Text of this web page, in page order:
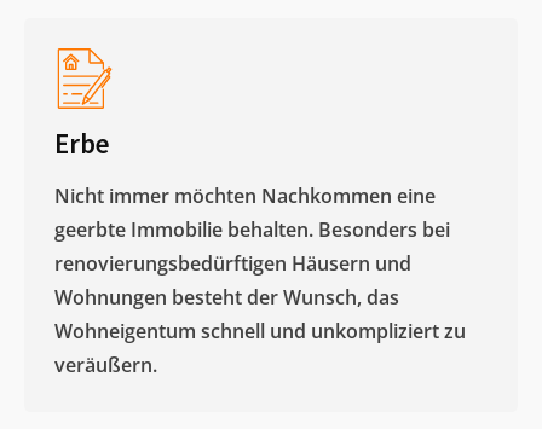
Erbe
Nicht immer möchten Nachkommen eine
geerbte Immobilie behalten. Besonders bei
renovierungsbedürftigen Häusern und
Wohnungen besteht der Wunsch, das
Wohneigentum schnell und unkompliziert zu
veräußern. ​